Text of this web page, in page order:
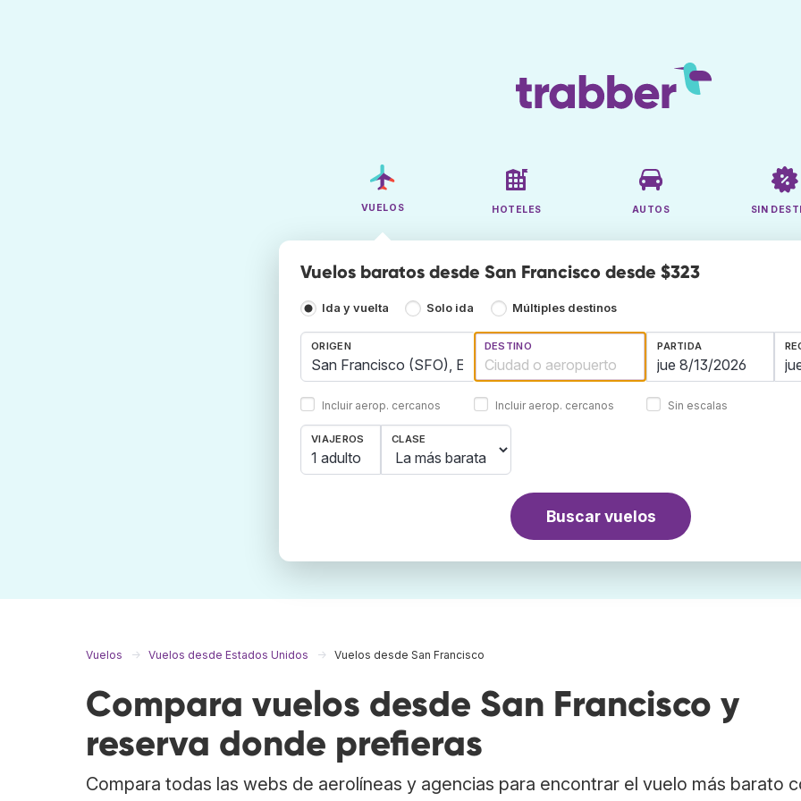
VUELOS HOTELES AUTOS SIN
Vuelos baratos desde San Francisco desde $323
Ida y vuelta Solo ida Múltiples destinos
ORIGEN
Incluir aerop. cercanos
DESTINO
Incluir aerop. cercanos
PARTIDA
Sin escalas
VIAJEROS
1 adulto
CLASE
Buscar vuelos
Vuelos Vuelos desde Estados Unidos Vuelos desde San Francisco
Compara vuelos desde San Francisco y
reserva donde prefieras
Compara todas las webs de aerolíneas y agencias para encontrar el vuelo más barato